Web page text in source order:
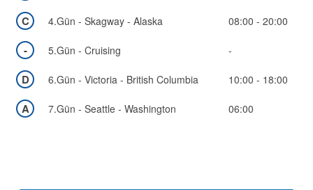
C 4.Gün - Skagway - Alaska 08:00 - 20:00
- 5.Gün - Cruising -
D 6.Gün - Victoria - British Columbia 10:00 - 18:00
A 7.Gün - Seattle - Washington 06:00